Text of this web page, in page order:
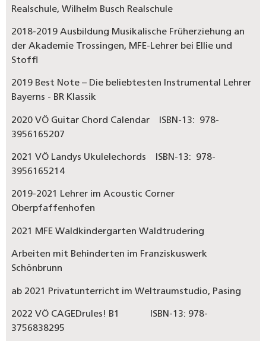
Realschule, Wilhelm Busch Realschule
2018-2019 Ausbildung Musikalische Früherziehung an
der Akademie Trossingen, MFE-Lehrer bei Ellie und
Stoffl
2019 Best Note – Die beliebtesten Instrumental Lehrer
Bayerns - BR Klassik
2020 VÖ Guitar Chord Calendar ISBN-13: ‎ 978-
3956165207
2021 VÖ Landys Ukulelechords ISBN-13: ‎ 978-
3956165214
2019-2021 Lehrer im Acoustic Corner
Oberpfaffenhofen
2021 MFE Waldkindergarten Waldtrudering
Arbeiten mit Behinderten im Franziskuswerk
Schönbrunn
ab 2021 Privatunterricht im Weltraumstudio, Pasing
2022 VÖ CAGEDrules! B1 ISBN-13: 978-
3756838295